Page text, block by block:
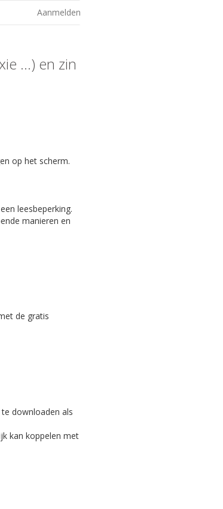
Aanmelden
...) en zin
op het scherm.
leesbeperking.
manieren en
de gratis
downloaden als
kan koppelen met